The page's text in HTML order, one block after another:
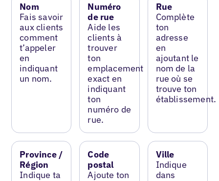
Nom
Fais savoir
aux clients
comment
t’appeler
en
indiquant
un nom.
Numéro
de rue
Aide les
clients à
trouver
ton
emplacement
exact en
indiquant
ton
numéro de
rue.
Rue
Complète
ton
adresse
en
ajoutant le
nom de la
rue où se
trouve ton
établissement.
Province /
Région
Indique ta
Code
postal
Ajoute ton
Ville
Indique
dans